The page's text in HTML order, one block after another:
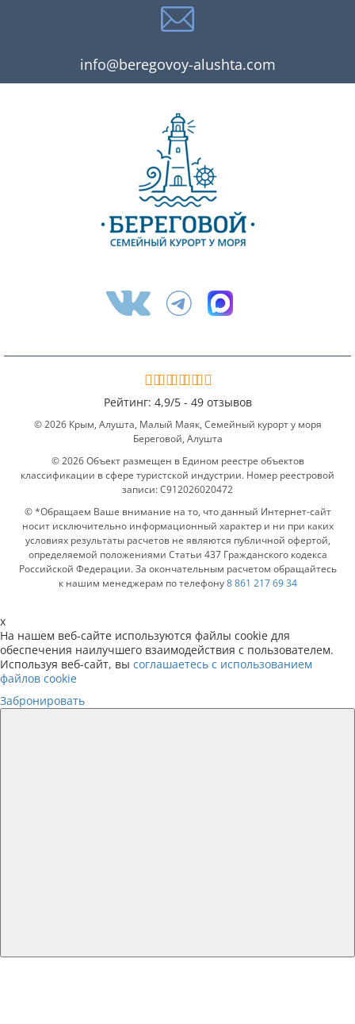
info@beregovoy-alushta.com
Рейтинг: 4,9/5 - 49 отзывов
© 2026 Крым, Алушта, Малый Маяк, Семейный курорт у моря
Береговой, Алушта
© 2026 Объект размещен в Едином реестре объектов
классификации в сфере туристской индустрии. Номер реестровой
записи: С912026020472
© *Обращаем Ваше внимание на то, что данный Интернет-сайт
носит исключительно информационный характер и ни при каких
условиях результаты расчетов не являются публичной офертой,
определяемой положениями Статьи 437 Гражданского кодекса
Российской Федерации. За окончательным расчетом обращайтесь
к нашим менеджерам по телефону8 861 217 69 34
x
На нашем веб-сайте используются файлы cookie для
обеспечения наилучшего взаимодействия с пользователем.
Используя веб-сайт, вы соглашаетесь с использованием
файлов cookie
Забронировать